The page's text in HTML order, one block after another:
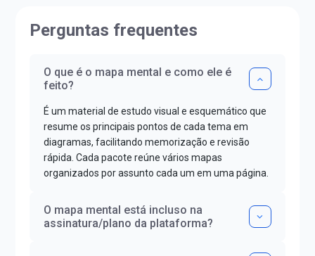
Perguntas frequentes
O que é o mapa mental e como ele é
feito?
É um material de estudo visual e esquemático que
resume os principais pontos de cada tema em
diagramas, facilitando memorização e revisão
rápida. Cada pacote reúne vários mapas
organizados por assunto cada um em uma página.
O mapa mental está incluso na
assinatura/plano da plataforma?